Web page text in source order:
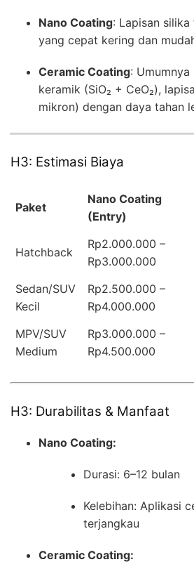
Nano Coating: Lapisan
yang cepat kering dan
Ceramic Coating:
keramik (SiO₂ + CeO₂),
mikron) dengan daya tahan
H3: Estimasi Biaya
Paket
Nano Coating
(Entry)
Hatchback
Rp2.000.000 –
Rp3.000.000
Sedan/SUV
Kecil
Rp2.500.000 –
Rp4.000.000
MPV/SUV
Medium
Rp3.000.000 –
Rp4.500.000
H3: Durabilitas & Manfaat
Nano Coating:
Durasi: 6–12 bulan
Kelebihan: Aplikasi
terjangkau
Ceramic Coating: